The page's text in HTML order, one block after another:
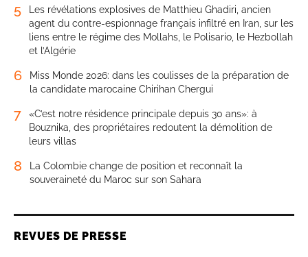
5
Les révélations explosives de Matthieu Ghadiri, ancien
agent du contre-espionnage français infiltré en Iran, sur les
liens entre le régime des Mollahs, le Polisario, le Hezbollah
et l’Algérie
6
Miss Monde 2026: dans les coulisses de la préparation de
la candidate marocaine Chirihan Chergui
7
«C’est notre résidence principale depuis 30 ans»: à
Bouznika, des propriétaires redoutent la démolition de
leurs villas
8
La Colombie change de position et reconnaît la
souveraineté du Maroc sur son Sahara
REVUES DE PRESSE